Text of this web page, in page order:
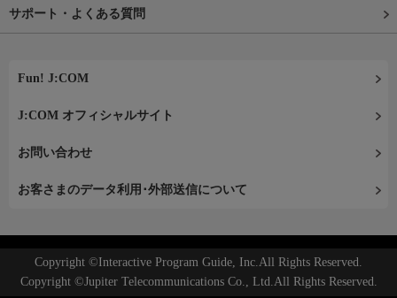
サポート・よくある質問
Fun! J:COM
J:COM オフィシャルサイト
お問い合わせ
お客さまのデータ利用･外部送信について
Copyright ©Interactive Program Guide, Inc.All Rights Reserved.
Copyright ©Jupiter Telecommunications Co., Ltd.All Rights Reserved.